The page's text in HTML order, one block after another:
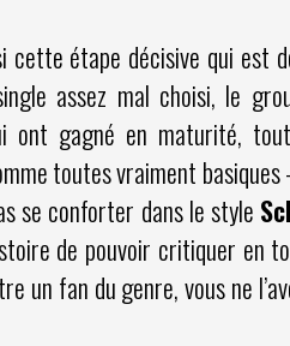
étape décisive qui est
assez mal choisi, le
ont gagné en maturité,
toutes vraiment
se conforter dans le style
de pouvoir critiquer en
un fan du genre, vous ne